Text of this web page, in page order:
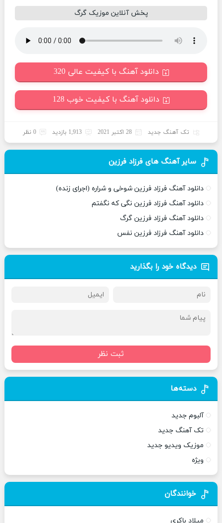
پخش آنلاین موزیک گرگ
دانلود آهنگ با کیفیت عالی 320
دانلود آهنگ با کیفیت خوب 128
تک آهنگ جدید 28 اکتبر 2021 1,913 بازدید 0 نظر
سایر آهنگ های فرزاد فرزین
دانلود آهنگ فرزاد فرزین شوخی و شراره (اجرای زنده)
دانلود آهنگ فرزاد فرزین نگی که نگفتم
دانلود آهنگ فرزاد فرزین گرگ
دانلود آهنگ فرزاد فرزین نفس
دیدگاه خود را بگذارید
ثبت نظر
دسته‌ها
آلبوم جدید
تک آهنگ جدید
موزیک ویدیو جدید
ویژه
خوانندگان
میلاد باکری